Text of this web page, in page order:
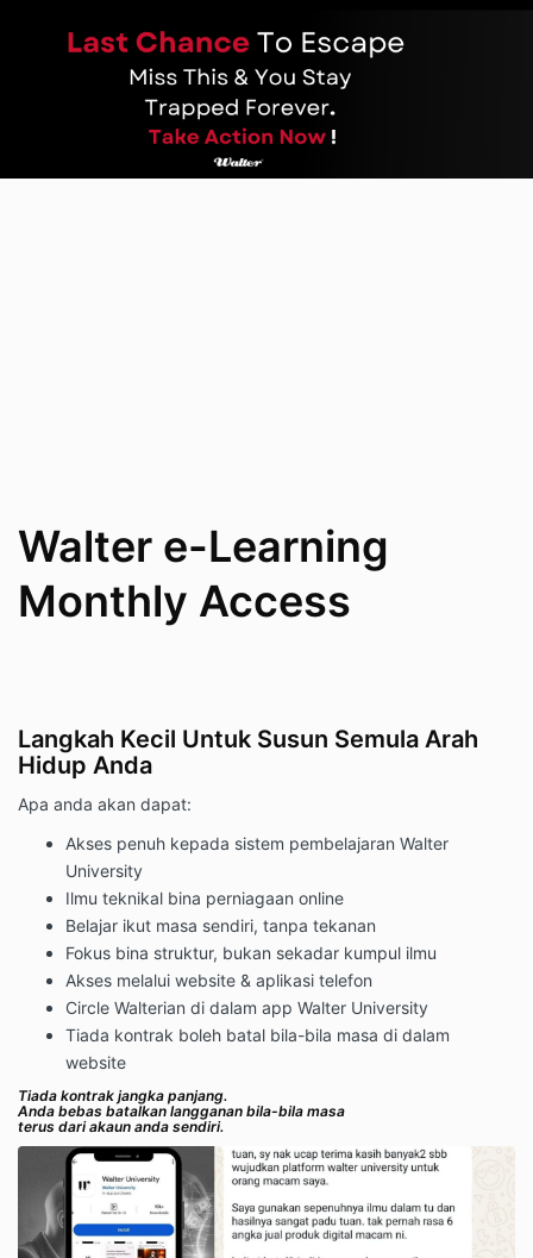
Walter e-Learning
Monthly Access
Langkah Kecil Untuk Susun Semula Arah
Hidup Anda
Apa anda akan dapat:
Akses penuh kepada sistem pembelajaran Walter
University
Ilmu teknikal bina perniagaan online
Belajar ikut masa sendiri, tanpa tekanan
Fokus bina struktur, bukan sekadar kumpul ilmu
Akses melalui website & aplikasi telefon
Circle Walterian di dalam app Walter University
Tiada kontrak boleh batal bila-bila masa di dalam
website
Tiada kontrak jangka panjang.
Anda bebas batalkan langganan bila-bila masa
terus dari akaun anda sendiri.